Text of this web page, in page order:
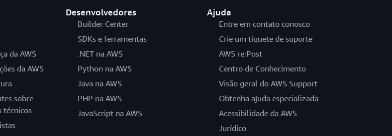
da AWS
da AWS
sobre
técnicos
Desenvolvedores
Builder Center
SDKs e ferramentas
.NET na AWS
Python na AWS
Java na AWS
PHP na AWS
JavaScript na AWS
Ajuda
Entre em contato conosco
Crie um tíquete de suporte
AWS re:Post
Centro de Conhecimento
Visão geral do AWS Support
Obtenha ajuda especializada
Acessibilidade da AWS
Jurídico